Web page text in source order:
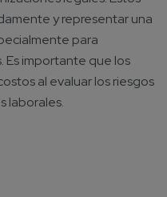
y representar una
para
Es importante que los
al evaluar los riesgos
laborales.